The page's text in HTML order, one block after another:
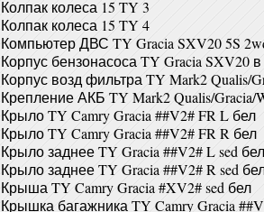
Колпак колеса 15 TY 3
Колпак колеса 15 TY 4
Компьютер ДВС TY Gracia SXV20 5S
Корпус бензонасоса TY Gracia SXV20
Корпус возд фильтра TY Mark2 Qualis/
Крепление АКБ TY Mark2 Qualis/Gracia/
Крыло TY Camry Gracia ##V2# FR L бел
Крыло TY Camry Gracia ##V2# FR R бел
Крыло заднее TY Gracia ##V2# L sed бел
Крыло заднее TY Gracia ##V2# R sed
Крыша TY Camry Gracia #XV2# sed бел
Крышка багажника TY Camry Gracia